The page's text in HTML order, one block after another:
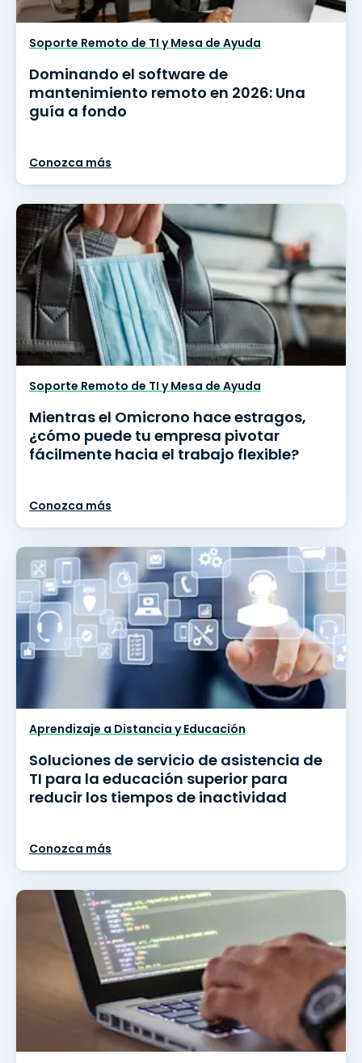
Soporte Remoto de TI y Mesa de Ayuda
Dominando el software de
mantenimiento remoto en 2026: Una
guía a fondo
Conozca más
Soporte Remoto de TI y Mesa de Ayuda
Mientras el Omicrono hace estragos,
¿cómo puede tu empresa pivotar
fácilmente hacia el trabajo flexible?
Conozca más
Aprendizaje a Distancia y Educación
Soluciones de servicio de asistencia de
TI para la educación superior para
reducir los tiempos de inactividad
Conozca más